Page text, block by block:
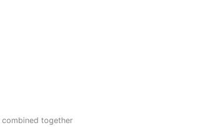
combined together